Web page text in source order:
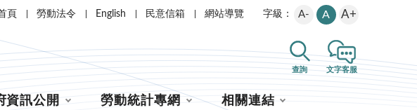
頁 勞動法令 English 民意信箱 網站導覽 字級： A- A A+
查詢 文字客服
資訊公開 勞動統計專網 相關連結